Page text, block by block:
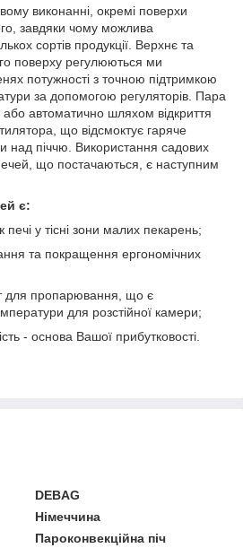
виконанні, окремі поверхи
завдяки чому можлива
сортів продукції. Верхнє та
поверху регулюються ми
потужності з точною підтримкою
за допомогою регуляторів. Пара
або автоматично шляхом відкриття
що відсмоктує гаряче
над піччю. Використання садових
що постачаються, є наступним
є:
у тісні зони малих пекарень;
та покращення ергономічних
для пропарювання, що є
для розстійної камери;
- основа Вашої прибутковості.
DEBAG
Німеччина
Пароконвекційна піч